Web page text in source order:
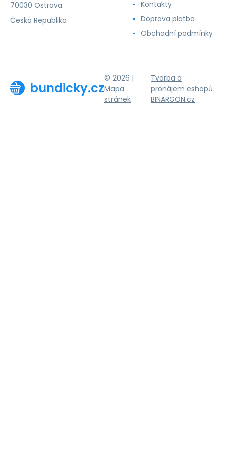
70030 Ostrava
Česká Republika
Kontakty
Doprava platba
Obchodní podmínky
bundicky.cz
© 2026 |
Mapa
stránek
Tvorba a
pronájem eshopů
BINARGON.cz